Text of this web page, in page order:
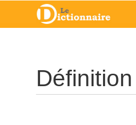
Définition